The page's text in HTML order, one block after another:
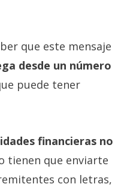
que este mensaje
desde un número
puede tener
financieras no
tienen que enviarte
con letras,